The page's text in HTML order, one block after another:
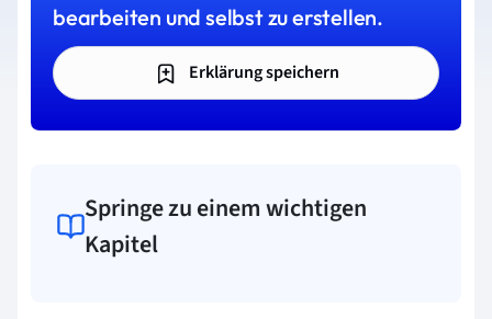
bearbeiten und selbst zu erstellen.
Erklärung speichern
Springe zu einem wichtigen
Kapitel